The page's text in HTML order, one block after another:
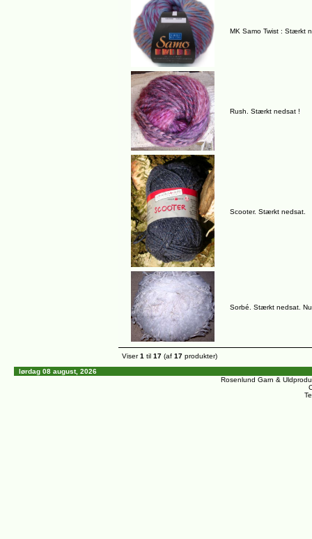
MK Samo Twist : Stærkt
Rush. Stærkt nedsat !
Scooter. Stærkt nedsat.
Sorbé. Stærkt nedsat.
Viser1 til 17 (af 17 produkter)
lørdag 08 august, 2026
Rosenlund Garn &